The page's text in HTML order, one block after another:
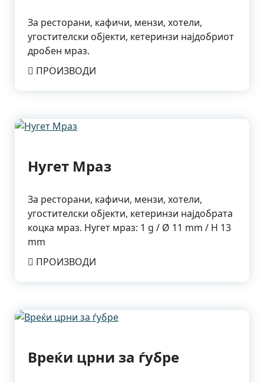
За ресторани, кафичи, мензи, хотели,
угостителски објекти, кетеринзи најдобриот
дробен мраз.
ПРОИЗВОДИ
Нугет Мраз
За ресторани, кафичи, мензи, хотели,
угостителски објекти, кетеринзи најдобрата
коцка мраз. Нугет мраз: 1 g / Ø 11 mm / H 13
mm
ПРОИЗВОДИ
Вреќи црни за ѓубре